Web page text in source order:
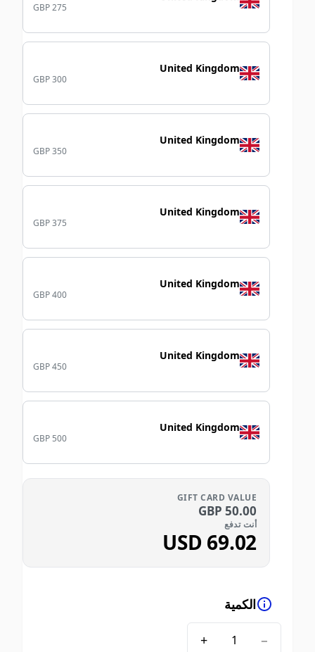
GBP 275
United Kingdom
GBP 300
United Kingdom
GBP 350
United Kingdom
GBP 375
United Kingdom
GBP 400
United Kingdom
GBP 450
United Kingdom
GBP 500
GIFT CARD VALUE
GBP 50.00
أنت تدفع
USD69.02
الكمية